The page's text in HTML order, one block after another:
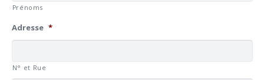
Prénoms
Adresse *
N° et Rue